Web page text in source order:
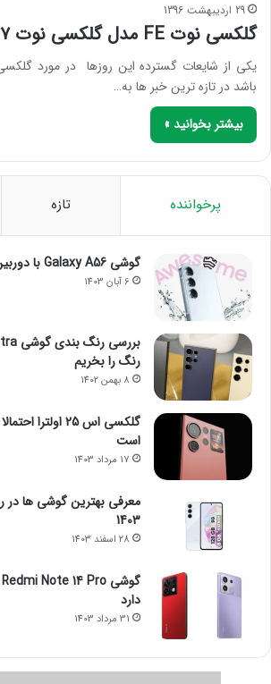
29 اردیبهشت 1396
گلکسی نوت FE مدل گلکسی نوت ۷ ریفربیشد
باشد در تازه ترین خبر ها به…
بیشتر بخوانید »
پرخواننده تازه
گوشی Galaxy A56 با دوربین بهتر همراه است
6 آبان 1403
رنگ را بخریم
8 بهمن 1402
است
17 مرداد 1403
1403
28 اسفند 1403
دارد
31 مرداد 1403